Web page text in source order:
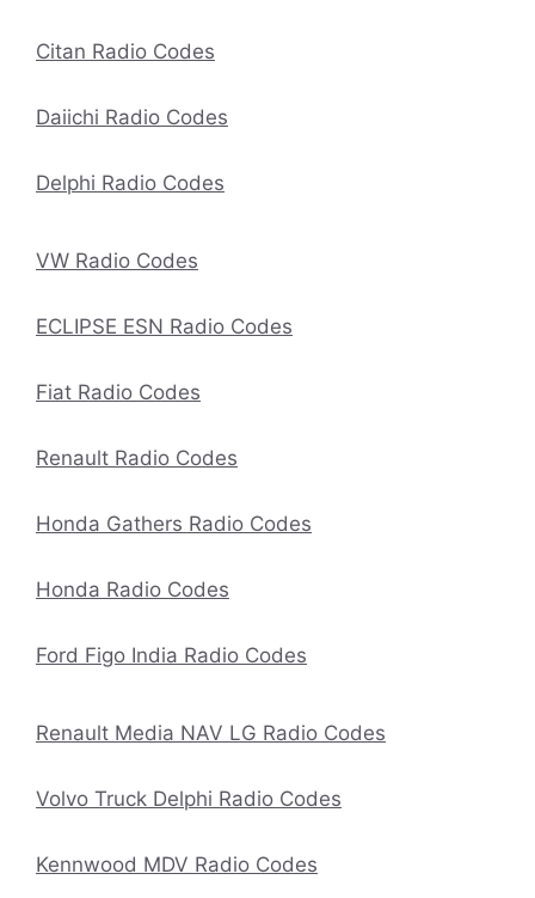
Citan Radio Codes
Daiichi Radio Codes
Delphi Radio Codes
VW Radio Codes
ECLIPSE ESN Radio Codes
Fiat Radio Codes
Renault Radio Codes
Honda Gathers Radio Codes
Honda Radio Codes
Ford Figo India Radio Codes
Renault Media NAV LG Radio Codes
Volvo Truck Delphi Radio Codes
Kennwood MDV Radio Codes